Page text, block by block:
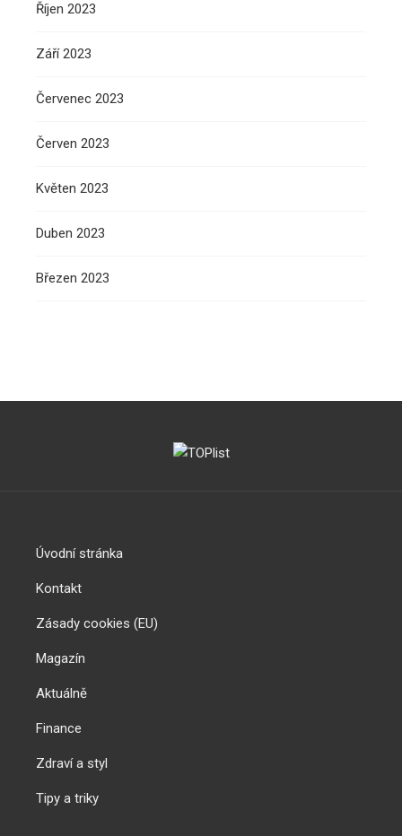
Říjen 2023
Září 2023
Červenec 2023
Červen 2023
Květen 2023
Duben 2023
Březen 2023
Úvodní stránka
Kontakt
Zásady cookies (EU)
Magazín
Aktuálně
Finance
Zdraví a styl
Tipy a triky